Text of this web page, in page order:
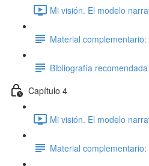
Mi visión. El modelo
Material
Bibliografía recomendada
Capítulo 4
Mi visión. El modelo
Material